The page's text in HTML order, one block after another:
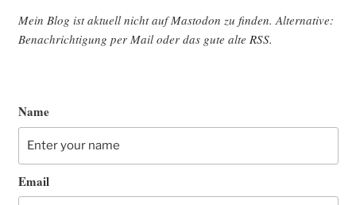
Mein Blog ist aktu­ell nicht auf Mast­o­don zu fin­den. Alter­na­ti­ve:
Benach­rich­ti­gung per Mail oder das gute alte RSS.
Name
Email